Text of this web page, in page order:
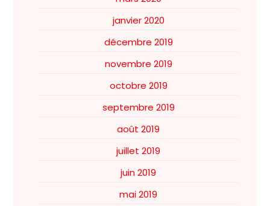
janvier 2020
décembre 2019
novembre 2019
octobre 2019
septembre 2019
août 2019
juillet 2019
juin 2019
mai 2019